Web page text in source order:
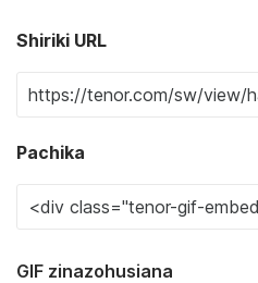
Shiriki URL
Pachika
GIF zinazohusiana